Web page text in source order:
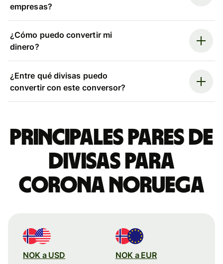
empresas?
¿Cómo puedo convertir mi
dinero?
¿Entre qué divisas puedo
convertir con este conversor?
Principales pares de
divisas para
corona noruega
NOK a USD NOK a EUR